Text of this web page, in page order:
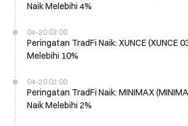
Naik Melebihi 4%
04-20 03:00
Peringatan TradFi Naik: XUNCE (XUNCE
Melebihi 10%
04-20 02:00
Peringatan TradFi Naik: MINIMAX
Naik Melebihi 2%